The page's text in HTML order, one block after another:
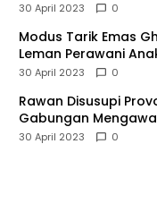
30 April 2023 0
Modus Tarik Emas
Leman Perawani
30 April 2023 0
Rawan Disusupi
Gabungan
30 April 2023 0